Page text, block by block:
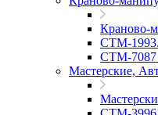
Краново-
CTM-
СТМ-
Мастерские,